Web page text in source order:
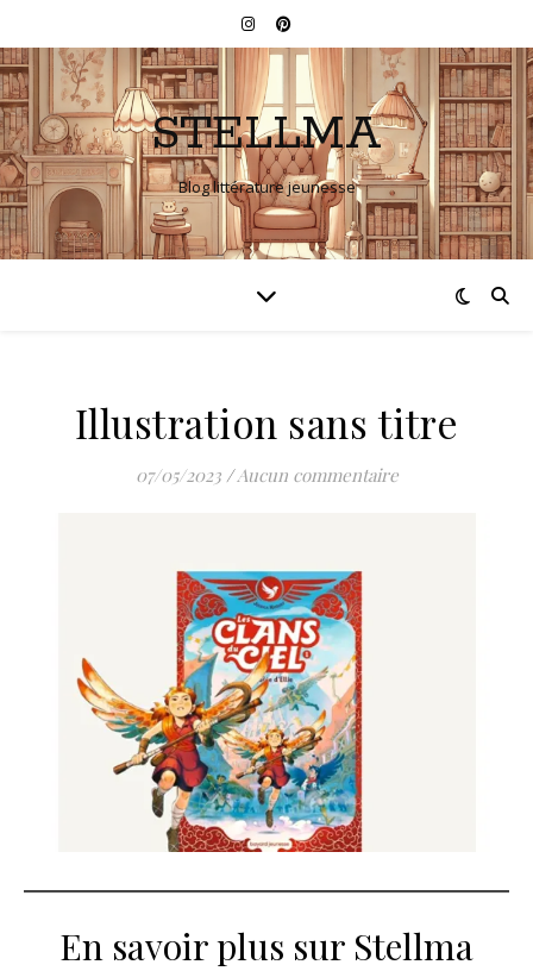
STELLMA
Blog littérature jeunesse
Illustration sans titre
07/05/2023 /Aucun commentaire
En savoir plus sur Stellma